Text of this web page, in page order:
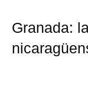
Granada: